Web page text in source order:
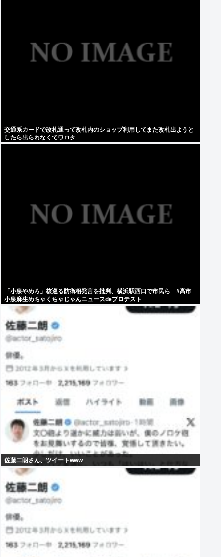
交通系カードで改札通って改札内のショップ利用してまた改札出ようと
したら出られなくてワロタ
「小泉やめろ」核巡る防衛相発言を批判、横浜駅西口で市民ら #高市
小泉麻生めちゃくちゃじゃんニュースdeプロテスト
佐藤二朗さん、ツイートwww